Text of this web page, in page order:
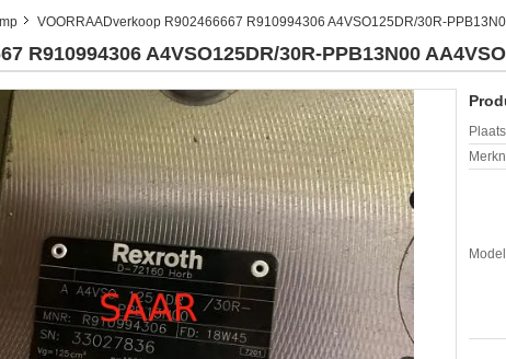
VOORRAADverkoop R902466667 R910994306 A4VSO125DR/30R-
R910994306 A4VSO125DR/30R-PPB13N00